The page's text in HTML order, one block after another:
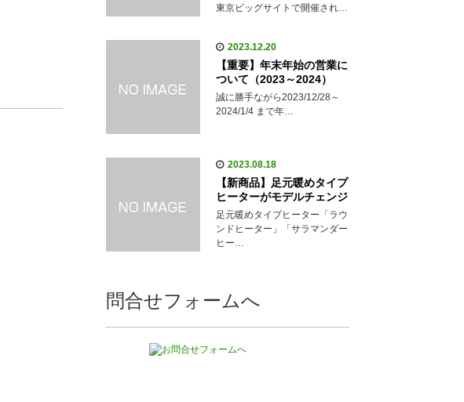
東京ビッグサイトで開催され…
2023.12.20
【重要】年末年始の営業に
ついて（2023～2024）
誠に勝手ながら2023/12/28～
2024/1/4 まで年…
2023.08.18
【新商品】足元暖めタイプ
ヒーターがモデルチェンジ
足元暖めタイプヒーター「ラウ
ンドヒーター」「サラマンダー
ヒー…
問合せフォームへ